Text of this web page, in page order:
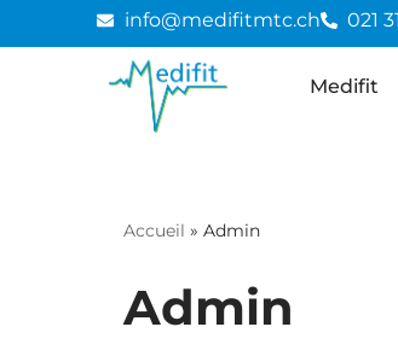
info@medifitmtc.ch 021
Medifit
Accueil » Admin
Admin